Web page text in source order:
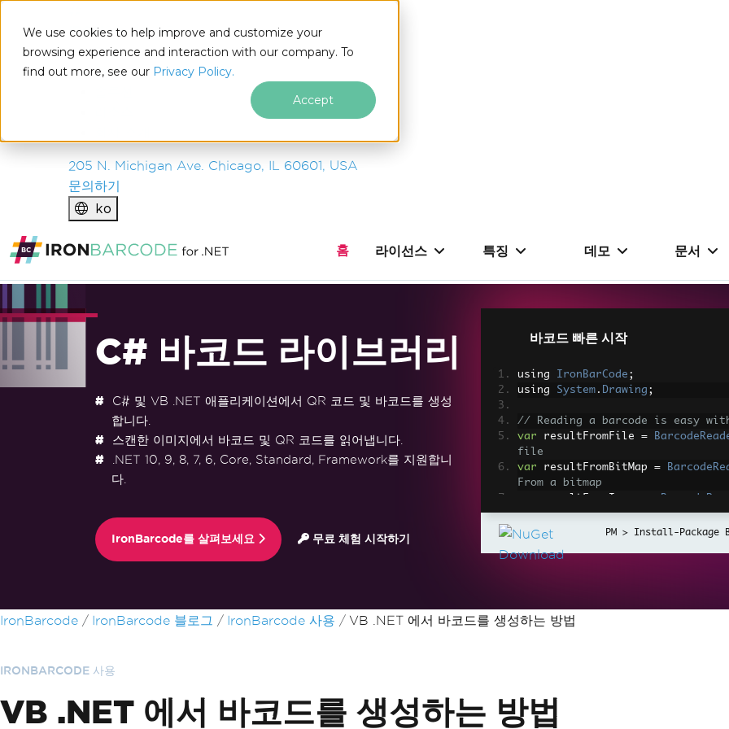
We use cookies to help improve and customize your
browsing experience and interaction with our company. To
find out more, see our Privacy Policy.
Accept
IRONSOFTWARE
제품
기업
205 N. Michigan Ave. Chicago, IL 60601, USA
문의하기
ko
홈 라이선스 특징 데모 문서
C# 바코드 라이브러리
C# 및 VB .NET 애플리케이션에서 QR 코드 및 바코드를 생성
합니다.
스캔한 이미지에서 바코드 및 QR 코드를 읽어냅니다.
.NET 10, 9, 8, 7, 6, Core, Standard, Framework를 지원합니
다.
IronBarcode를 살펴보세요 무료 체험 시작하기
바코드 빠른 시작
using IronBarCode ;
using
System. Drawing ;
// Reading a barcode is easy
var resultFromFile =
file
var resultFromBitMap =
From a bitmap
resultFromImage
// From an image file
var resultFromPdf =
{
// Reader will stop
Install-Package
푸터 콘텐츠로 바로가기
IronBarcode IronBarcode 블로그 IronBarcode 사용 VB .NET 에서 바코드를 생성하는 방법
IRONBARCODE 사용
VB .NET 에서 바코드를 생성하는 방법